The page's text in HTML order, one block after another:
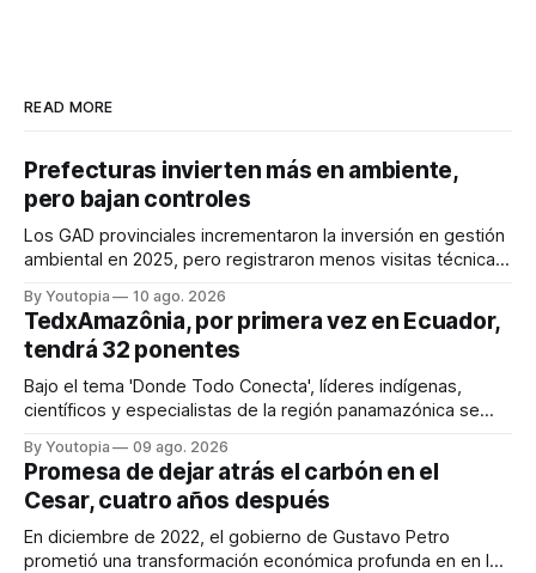
READ MORE
Prefecturas invierten más en ambiente,
pero bajan controles
Los GAD provinciales incrementaron la inversión en gestión
ambiental en 2025, pero registraron menos visitas técnicas
By Youtopia 10 ago. 2026
TedxAmazônia, por primera vez en Ecuador,
tendrá 32 ponentes
Bajo el tema 'Donde Todo Conecta', líderes indígenas,
científicos y especialistas de la región panamazónica se
By Youtopia 09 ago. 2026
Promesa de dejar atrás el carbón en el
Cesar, cuatro años después
En diciembre de 2022, el gobierno de Gustavo Petro
prometió una transformación económica profunda en en la